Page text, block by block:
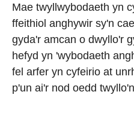
Mae twyllwybodaeth yn
ffeithiol anghywir sy'n
gyda'r amcan o dwyllo'r
hefyd yn 'wybodaeth
fel arfer yn cyfeirio at
p'un ai'r nod oedd